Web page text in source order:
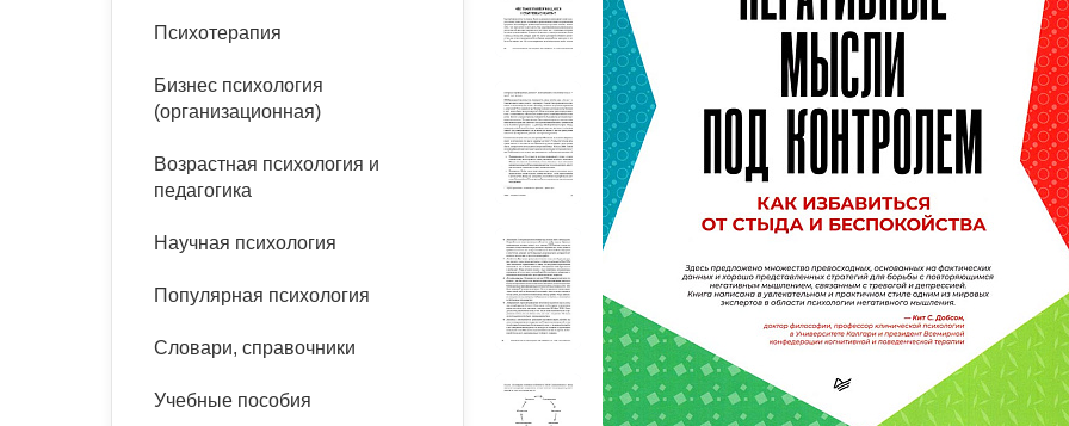
Расстройства пищевого
Тревожные расстройства,
Песочная терапия
Психодрама
Сказкотерапия
Другие направления
психотерапии
Классический, эриксоновский
Психология труда и
Психофизиология
Социальная психология
Социальная и
Учебная литература
Классический и юнгианский
Психотерапия
Бизнес психология
(организационная)
Возрастная психология и
педагогика
Научная психология
Популярная психология
Словари, справочники
Учебные пособия